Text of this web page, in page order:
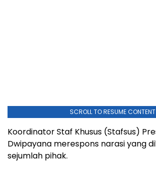
SCROLL TO RESUME CONTENT
Koordinator Staf Khusus (Stafsus)
Dwipayana merespons narasi yang
sejumlah pihak.